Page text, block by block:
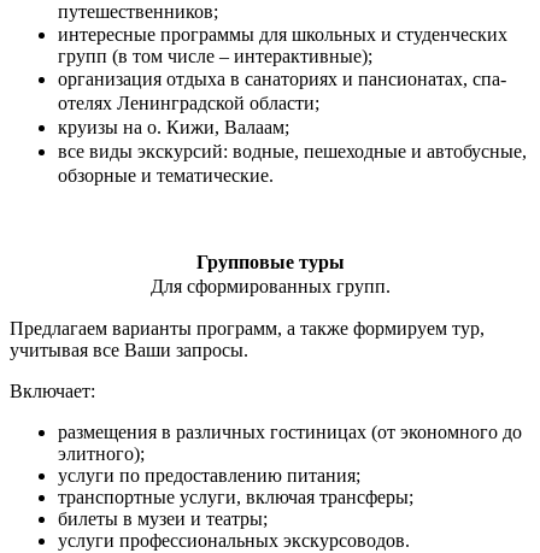
путешественников;
интересные программы для школьных и студенческих
групп (в том числе – интерактивные);
организация отдыха в санаториях и пансионатах, спа-
отелях Ленинградской области;
круизы на о. Кижи, Валаам;
все виды экскурсий: водные, пешеходные и автобусные,
обзорные и тематические.
Групповые туры
Для сформированных групп.
Предлагаем варианты программ, а также формируем тур,
учитывая все Ваши запросы.
Включает:
размещения в различных гостиницах (от экономного до
элитного);
услуги по предоставлению питания;
транспортные услуги, включая трансферы;
билеты в музеи и театры;
услуги профессиональных экскурсоводов.